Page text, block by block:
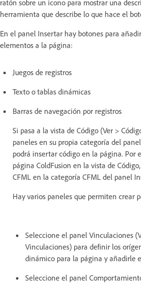
ratón sobre un icono para mostrar una
herramienta que describe lo que hace el
En el panel Insertar hay botones para
elementos a la página:
Juegos de registros
Texto o tablas dinámicas
Barras de navegación por registros
Si pasa a la vista de Código (Ver >
paneles en su propia categoría del
podrá insertar código en la página. Por
página ColdFusion en la vista de
CFML en la categoría CFML del panel
Hay varios paneles que permiten crear
Seleccione el panel Vinculaciones
Vinculaciones) para definir los
dinámico para la página y añadirle
Seleccione el panel